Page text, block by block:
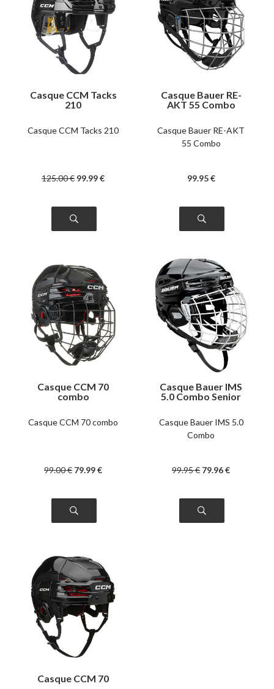
Casque CCM Tacks
210
Casque CCM Tacks 210
125.00€ 99.99€
Casque Bauer RE-
AKT 55 Combo
Casque Bauer RE-AKT
55 Combo
99.95 €
Casque CCM 70
combo
Casque CCM 70 combo
99.00€ 79.99€
Casque Bauer IMS
5.0 Combo Senior
Casque Bauer IMS 5.0
Combo
99.95€ 79.96€
Casque CCM 70